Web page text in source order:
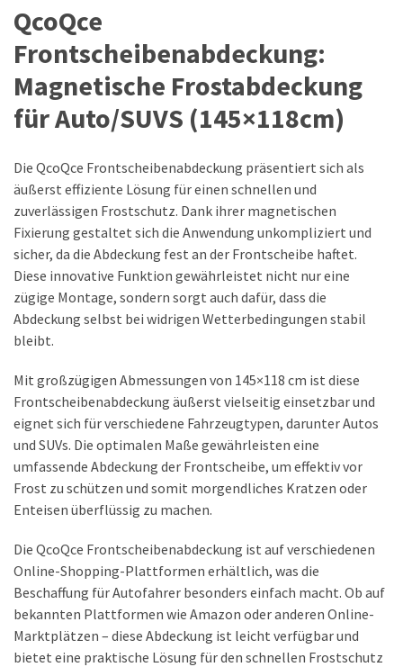
QcoQce
Frontscheibenabdeckung:
Magnetische Frostabdeckung
für Auto/SUVS (145×118cm)
Die QcoQce Frontscheibenabdeckung präsentiert sich als
äußerst effiziente Lösung für einen schnellen und
zuverlässigen Frostschutz. Dank ihrer magnetischen
Fixierung gestaltet sich die Anwendung unkompliziert und
sicher, da die Abdeckung fest an der Frontscheibe haftet.
Diese innovative Funktion gewährleistet nicht nur eine
zügige Montage, sondern sorgt auch dafür, dass die
Abdeckung selbst bei widrigen Wetterbedingungen stabil
bleibt.
Mit großzügigen Abmessungen von 145×118 cm ist diese
Frontscheibenabdeckung äußerst vielseitig einsetzbar und
eignet sich für verschiedene Fahrzeugtypen, darunter Autos
und SUVs. Die optimalen Maße gewährleisten eine
umfassende Abdeckung der Frontscheibe, um effektiv vor
Frost zu schützen und somit morgendliches Kratzen oder
Enteisen überflüssig zu machen.
Die QcoQce Frontscheibenabdeckung ist auf verschiedenen
Online-Shopping-Plattformen erhältlich, was die
Beschaffung für Autofahrer besonders einfach macht. Ob auf
bekannten Plattformen wie Amazon oder anderen Online-
Marktplätzen – diese Abdeckung ist leicht verfügbar und
bietet eine praktische Lösung für den schnellen Frostschutz